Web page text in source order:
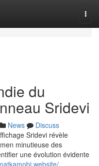
du
Sridevi
News
Discuss
Sridevi révèle
minutieuse des
une évolution évidente